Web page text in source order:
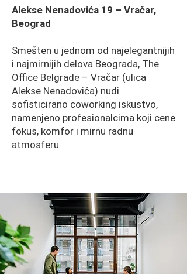
Alekse Nenadovića 19 – Vračar,
Beograd
Smešten u jednom od najelegantnijih
i najmirnijih delova Beograda, The
Office Belgrade – Vračar (ulica
Alekse Nenadovića) nudi
sofisticirano coworking iskustvo,
namenjeno profesionalcima koji cene
fokus, komfor i mirnu radnu
atmosferu.